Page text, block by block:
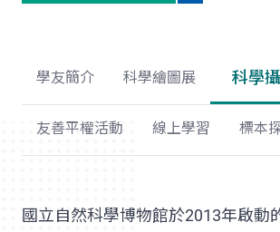
學友簡介 科學繪圖展 科學
友善平權活動 線上學習 標本
國立自然科學博物館於2013年啟動